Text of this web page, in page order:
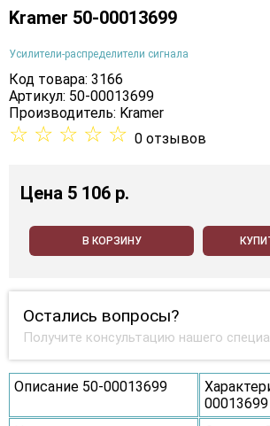
Kramer 50-00013699
Усилители-распределители сигнала
Код товара: 3166
Артикул: 50-00013699
Производитель: Kramer
☆ ☆ ☆ ☆ ☆ 0 отзывов
Цена 5 106 p.
В КОРЗИНУ
Остались вопросы?
Получите консультацию нашего
Описание 50-00013699
00013699